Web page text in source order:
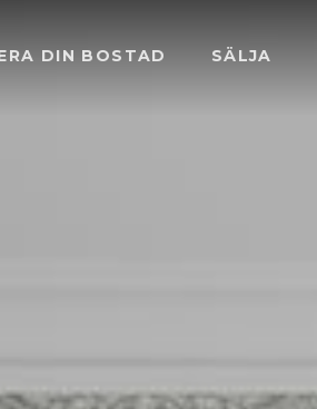
DIN BOSTAD SÄLJA